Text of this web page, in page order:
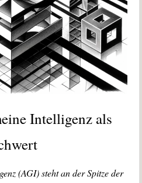
Intelligenz als
(AGI) steht an der Spitze der